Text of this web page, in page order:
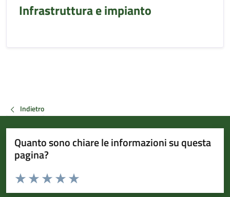
Infrastruttura e impianto
Indietro
Quanto sono chiare le informazioni su questa
pagina?
Valuta da 1 a 5 stelle la pagina
Valuta 5 stelle su 5
Valuta 4 stelle su 5
Valuta 3 stelle su 5
Valuta 2 stelle su 5
Valuta 1 stelle su 5